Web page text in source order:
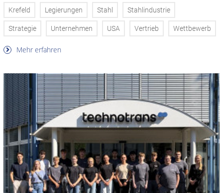
Krefeld Legierungen Stahl Stahlindustrie
Strategie Unternehmen USA Vertrieb Wettbewerb
Mehr erfahren